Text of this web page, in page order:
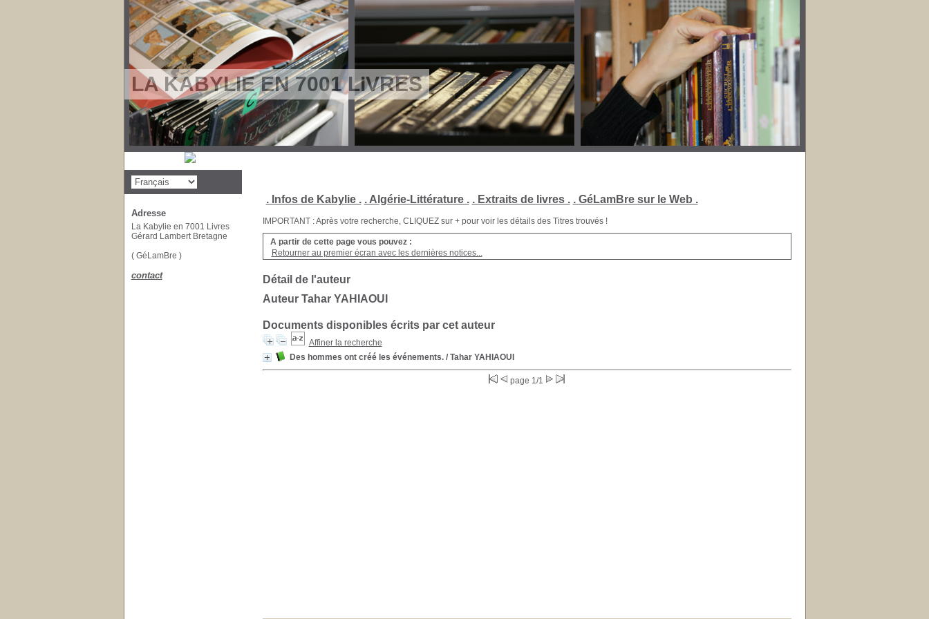
LA KABYLIE EN 7001 LIVRES
. Infos de Kabylie . . Algérie-Littérature . . Extraits de livres . . GéLamBre sur le Web .
IMPORTANT : Après votre recherche, CLIQUEZ sur + pour voir les détails des Titres trouvés !
A partir de cette page vous pouvez :
Retourner au premier écran avec les dernières notices...
Détail de l'auteur
Auteur Tahar YAHIAOUI
Documents disponibles écrits par cet auteur
Affiner la recherche
Des hommes ont créé les événements./ Tahar YAHIAOUI
page 1/1
Adresse
La Kabylie en 7001 Livres
Gérard Lambert Bretagne
( GéLamBre )
contact